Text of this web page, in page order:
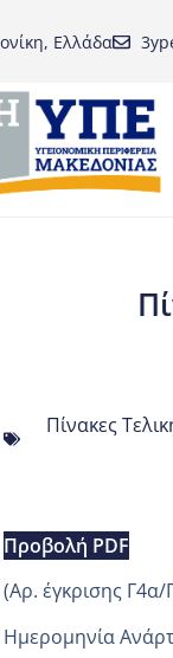
Ελλάδα
Πίνακες
Προβολή PDF
(Aρ. έγκρισης
Ημερομηνία